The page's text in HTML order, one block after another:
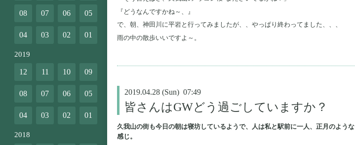
『どうなんですかね～、』
で、朝、神田川に平岩と行ってみましたが、、やっぱり終わってました、、、
雨の中の散歩いいですよ～。
2019.04.28 (Sun) 07:49
皆さんはGWどう過ごしていますか？
久我山の街も今日の朝は寝坊しているようで、人は私と駅前に一人、正月のような
感じ。
08 07 06 05
04 03 02 01
2019
12 11 10 09
08 07 06 05
04 03 02 01
2018